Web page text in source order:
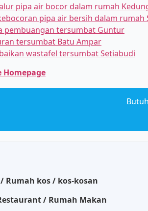
pipa air bocor dalam rumah
pipa air bersih dalam rumah
pembuangan tersumbat Guntur
tersumbat Batu Ampar
wastafel tersumbat Setiabudi
Homepage
Rumah kos / kos-kosan
/ Rumah Makan